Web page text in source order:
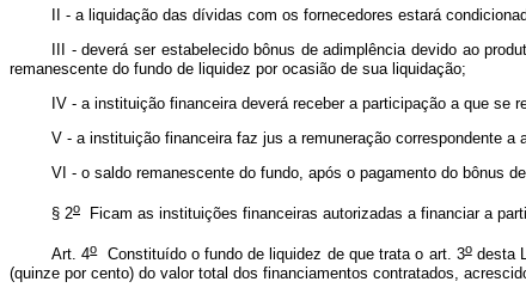
II - a liquidação das dívidas com os fornecedores estará
III - deverá ser estabelecido bônus de adimplência devido ao
remanescente do fundo de liquidez por ocasião de sua liquidação;
IV - a instituição financeira deverá receber a participação a que se
V - a instituição financeira faz jus a remuneração correspondente
VI - o saldo remanescente do fundo, após o pagamento do bônus
§ 2o Ficam as instituições financeiras autorizadas a financiar a
Art. 4oConstituído o fundo de liquidez de que trata o art. 3odesta
(quinze por cento) do valor total dos financiamentos contratados,